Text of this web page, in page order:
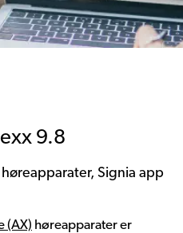
9.8
Signia app
(AX) høreapparater er